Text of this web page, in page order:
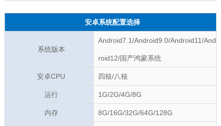
安卓系统配置选择
系统版本
Android7.1/Android9.0/Android11/And
roid12/国产鸿蒙系统
安卓CPU 四核/八核
运行 1G/2G/4G/8G
内存 8G/16G/32G/64G/128G